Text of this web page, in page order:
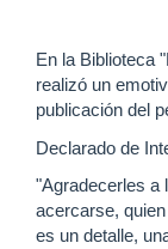
En la Biblioteca
realizó un
publicación del
Declarado de
"Agradecerles a
acercarse,
es un detalle,